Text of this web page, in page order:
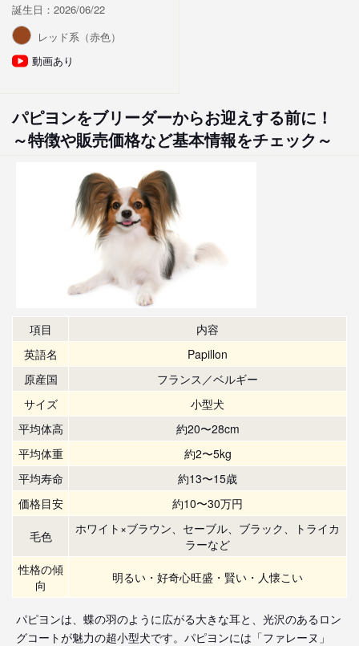
誕生日：2026/06/22
レッド系（赤色）
動画あり
パピヨンをブリーダーからお迎えする前に！
～特徴や販売価格など基本情報をチェック～
項目
内容
英語名
Papillon
原産国
フランス／ベルギー
サイズ
小型犬
平均体高
約20〜28cm
平均体重
約2〜5kg
平均寿命
約13〜15歳
価格目安
約10〜30万円
毛色
ホワイト×ブラウン、セーブル、ブラック、トライカ
ラーなど
性格の傾
向
明るい・好奇心旺盛・賢い・人懐こい
パピヨンは、蝶の羽のように広がる大きな耳と、光沢のあるロン
グコートが魅力の超小型犬です。パピヨンには「ファレーヌ」